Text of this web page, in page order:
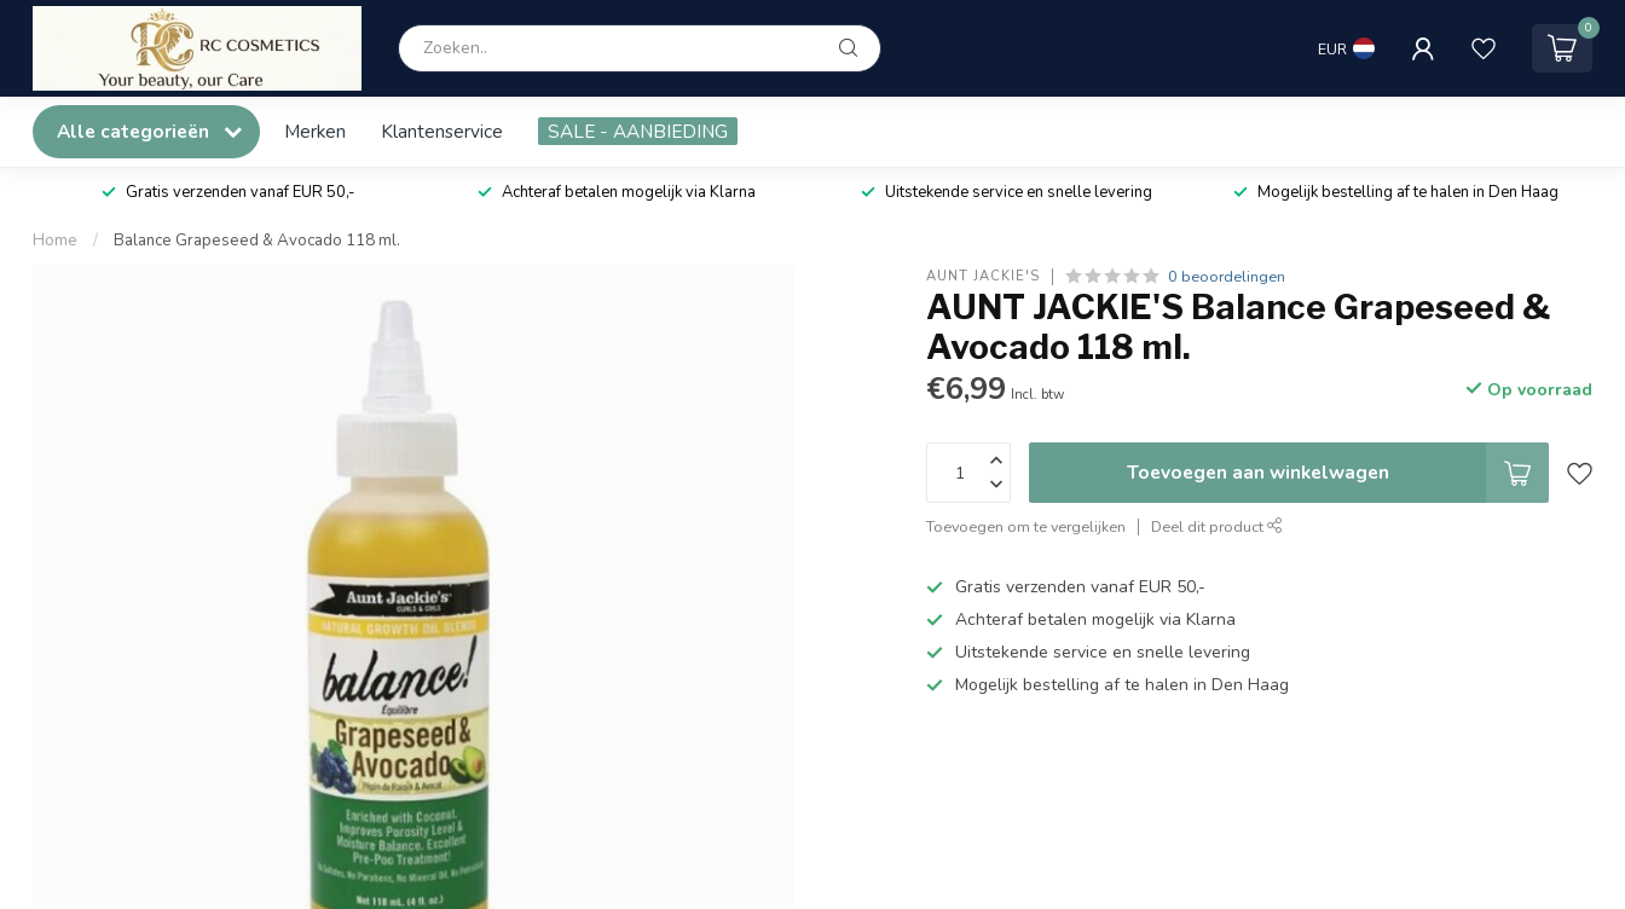
EUR
0
Alle categorieën Merken Klantenservice SALE - AANBIEDING
Gratis verzenden vanaf EUR 50,- Achteraf betalen mogelijk via Klarna Uitstekende service en snelle levering Mogelijk bestelling af te halen in Den Haag
Home / Balance Grapeseed & Avocado 118 ml.
AUNT JACKIE'S 0 beoordelingen
AUNT JACKIE'S Balance Grapeseed &
Avocado 118 ml.
€6,99 Incl. btw Op voorraad
Toevoegen aan winkelwagen
Toevoegen om te vergelijken Deel dit product
Gratis verzenden vanaf EUR 50,-
Achteraf betalen mogelijk via Klarna
Uitstekende service en snelle levering
Mogelijk bestelling af te halen in Den Haag